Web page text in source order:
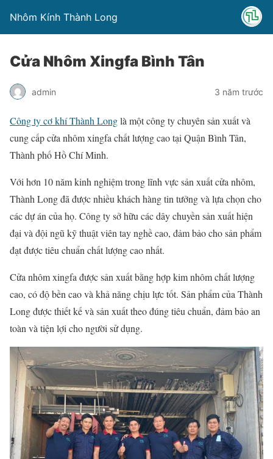
Nhôm Kính Thành Long
Cửa Nhôm Xingfa Bình Tân
admin 3 năm trước
Công ty cơ khí Thành Longlà một công ty chuyên sản xuất và
cung cấp cửa nhôm xingfa chất lượng cao tại Quận Bình Tân,
Thành phố Hồ Chí Minh.
Với hơn 10 năm kinh nghiệm trong lĩnh vực sản xuất cửa nhôm,
Thành Long đã được nhiều khách hàng tin tưởng và lựa chọn cho
các dự án của họ. Công ty sở hữu các dây chuyền sản xuất hiện
đại và đội ngũ kỹ thuật viên tay nghề cao, đảm bảo cho sản phẩm
đạt được tiêu chuẩn chất lượng cao nhất.
Cửa nhôm xingfa được sản xuất bằng hợp kim nhôm chất lượng
cao, có độ bền cao và khả năng chịu lực tốt. Sản phẩm của Thành
Long được thiết kế và sản xuất theo đúng tiêu chuẩn, đảm bảo an
toàn và tiện lợi cho người sử dụng.